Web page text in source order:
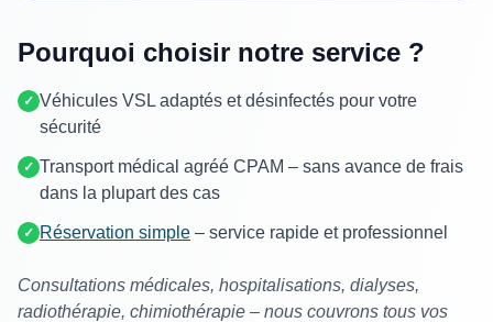
Pourquoi choisir notre service ?
✓ Véhicules VSL adaptés et désinfectés pour votre
sécurité
✓ Transport médical agréé CPAM – sans avance de frais
dans la plupart des cas
✓ Réservation simple – service rapide et professionnel
Consultations médicales, hospitalisations, dialyses,
radiothérapie, chimiothérapie – nous couvrons tous vos